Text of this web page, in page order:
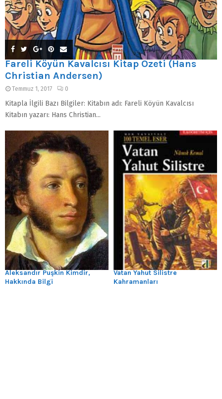
Fareli Köyün Kavalcısı Kitap Özeti (Hans
Christian Andersen)
Temmuz 1, 2017 0
Kitapla İlgili Bazı Bilgiler: Kitabın adı: Fareli Köyün Kavalcısı
Kitabın yazarı: Hans Christian...
Aleksandır Puşkin Kimdir,
Hakkında Bilgi
Vatan Yahut Silistre
Kahramanları